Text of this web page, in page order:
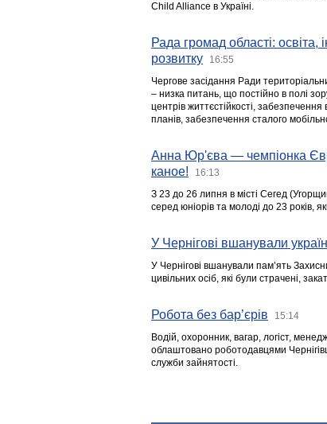
Child Alliance в Україні.
Рада громад області:
розвитку
16:55
Чергове засідання Ради
– низка питань, що постійно в полі
центрів життєстійкості,
планів, забезпечення сталого
Анна Юр'єва — чемпіонка
каное!
16:13
З 23 до 26 липня в місті Сегед
серед юніорів та молоді до 23 років,
У Чернігові вшанували
У Чернігові вшанували пам’ять
цивільних осіб, які були страчені,
Робота без бар’єрів 15:14
Водій, охоронник, вагар, логіст,
облаштовано роботодавцями
служби зайнятості.